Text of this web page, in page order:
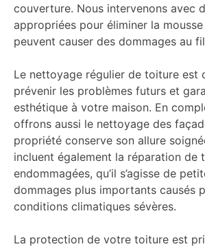
couverture. Nous intervenons avec
appropriées pour éliminer la
peuvent causer des dommages au
Le nettoyage régulier de toiture est
prévenir les problèmes futurs et
esthétique à votre maison. En
offrons aussi le nettoyage des
propriété conserve son allure
incluent également la réparation de
endommagées, qu’il s’agisse de
dommages plus importants causés
conditions climatiques sévères.
La protection de votre toiture est